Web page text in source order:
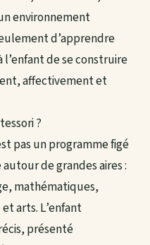
environnement
d’apprendre
de se construire
affectivement et
?
pas un programme figé
autour de grandes aires :
mathématiques,
arts. L’enfant
présenté